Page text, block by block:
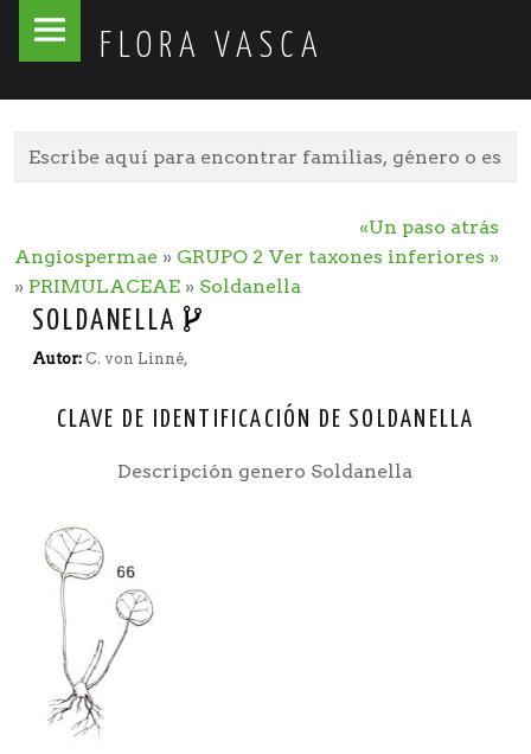
FLORA VASCA
Flora
Skip
«Un paso atrás
Ver taxones inferiores »
Angiospermae» GRUPO 2
» PRIMULACEAE» Soldanella
SOLDANELLA
Autor: C. von Linné,
CLAVE DE IDENTIFICACIÓN DE SOLDANELLA
Descripción genero Soldanella